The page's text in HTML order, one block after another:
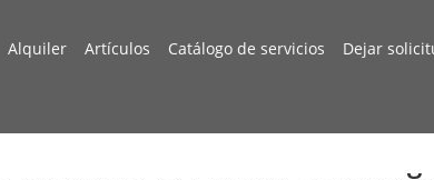
Alquiler Artículos Catálogo de servicios Dejar